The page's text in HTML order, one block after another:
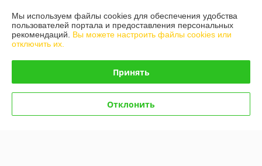
О нас
Контакты
График работы
Мы используем файлы cookies для обеспечения удобства
пользователей портала и предоставления персональных
рекомендаций. Вы можете настроить файлы cookies или
отключить их.
Принять
Отклонить